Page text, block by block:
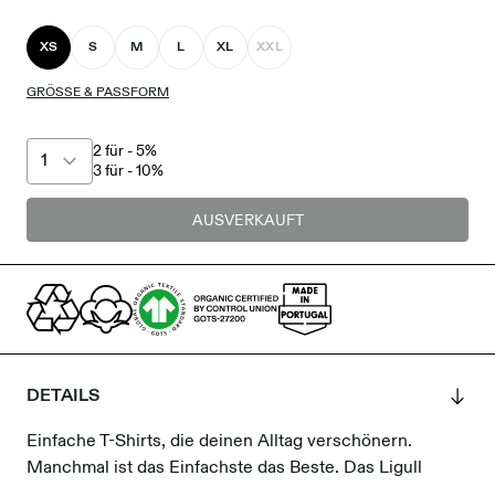
XS S M L XL XXL
GRÖSSE & PASSFORM
2 für - 5%
3 für - 10%
AUSVERKAUFT
DETAILS
Einfache T-Shirts, die deinen Alltag verschönern.
Manchmal ist das Einfachste das Beste. Das Ligull